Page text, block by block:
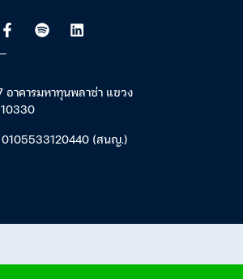
าคารมหาทุนพลาซ่า แขวง
0105533120440 (สนญ.)